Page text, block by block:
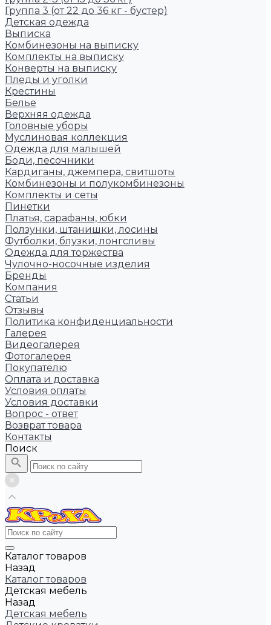
Группа 3 (от 22 до 36 кг - бустер)
Детская одежда
Выписка
Комбинезоны на выписку
Комплекты на выписку
Конверты на выписку
Пледы и уголки
Крестины
Белье
Верхняя одежда
Головные уборы
Муслиновая коллекция
Одежда для малышей
Боди, песочники
Кардиганы, джемпера, свитшоты
Комбинезоны и полукомбинезоны
Комплекты и сеты
Пинетки
Платья, сарафаны, юбки
Ползунки, штанишки, лосины
Футболки, блузки, лонгсливы
Одежда для торжества
Чулочно-носочные изделия
Бренды
Компания
Статьи
Отзывы
Политика конфиденциальности
Галерея
Видеогалерея
Фотогалерея
Покупателю
Оплата и доставка
Условия оплаты
Условия доставки
Вопрос - ответ
Возврат товара
Контакты
Поиск
Каталог товаров
Назад
Каталог товаров
Детская мебель
Назад
Детская мебель